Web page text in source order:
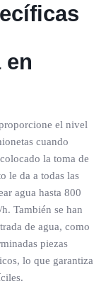
en
el nivel
cuando
la toma de
le da a todas las
agua hasta 800
También se han
de agua, como
piezas
lo que garantiza